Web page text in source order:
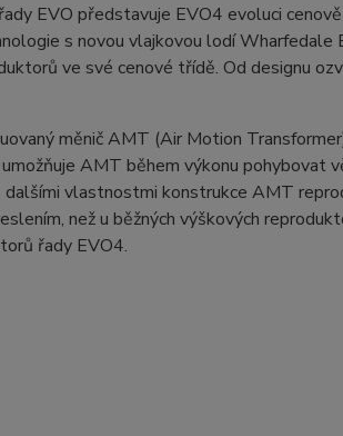
EVO představuje EVO4 evoluci
s novou vlajkovou lodí Wharfedale
ve své cenové třídě. Od designu
měnič AMT (Air Motion
AMT během výkonu pohybovat
dalšími vlastnostmi konstrukce AMT
než u běžných výškových
řady EVO4.